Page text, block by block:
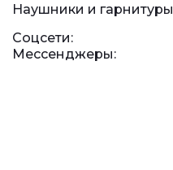
Наушники и гарнитуры
Соцсети:
Мессенджеры: